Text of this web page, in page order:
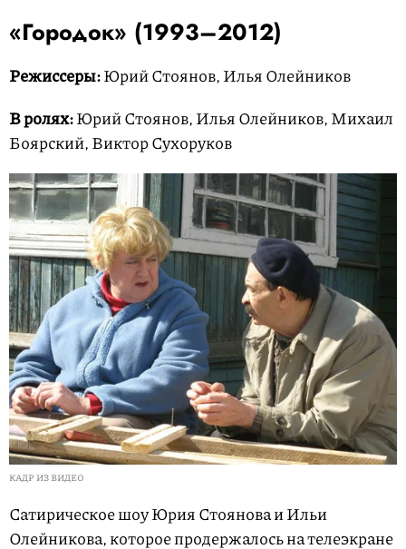
«Городок» (1993–2012)
Режиссеры:Юрий Стоянов, Илья Олейников
В ролях:Юрий Стоянов, Илья Олейников, Михаил
Боярский, Виктор Сухоруков
КАДР ИЗ ВИДЕО
Сатирическое шоу Юрия Стоянова и Ильи
Олейникова, которое продержалось на телеэкране